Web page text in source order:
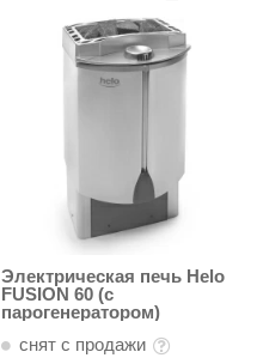
Электрическая печь Helo
FUSION 60 (с
парогенератором)
снят с продажи